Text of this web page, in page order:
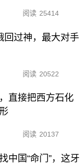
阅读 25414
回过神，最大对手
阅读 20522
直接把西方石化
阅读 20137
中国“命门”，这牙